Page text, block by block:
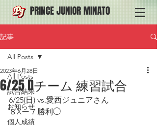
PRINCE JUNIOR MINATO
記事
All Posts
試合結果
お知らせ
個人成績
All Posts
6/25 Dチーム 練習試合
2023年6月28日
6/25(日) vs.愛西ジュニアさん
８Xー７勝利◯